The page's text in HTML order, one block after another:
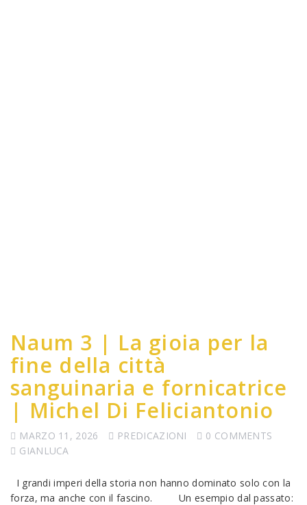
Naum 3 | La gioia per la
fine della città
sanguinaria e fornicatrice
| Michel Di Feliciantonio
MARZO 11, 2026 PREDICAZIONI
0 COMMENTS
GIANLUCA
I grandi imperi della storia non hanno dominato solo con la
forza, ma anche con il fascino. Un esempio dal passato: